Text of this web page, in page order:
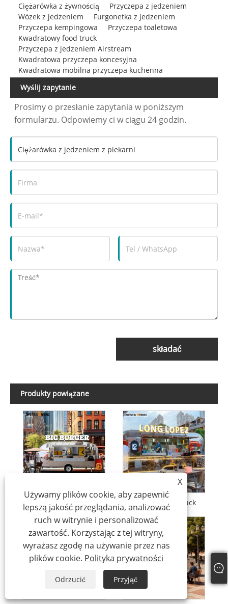
Ciężarówka z żywnością
Przyczepa z jedzeniem
Wózek z jedzeniem
Furgonetka z jedzeniem
Przyczepa kempingowa
Przyczepa toaletowa
Kwadratowy food truck
Przyczepa z jedzeniem Airstream
Kwadratowa przyczepa koncesyjna
Kwadratowa mobilna przyczepa kuchenna
Wyślij zapytanie
Prosimy o przesłanie zapytania w poniższym
formularzu. Odpowiemy ci w ciągu 24 godzin.
składać
Produkty powiązane
Mobilne food trucki Mobilny food truck
X
Używamy plików cookie, aby zapewnić
lepszą jakość przeglądania, analizować
ruch w witrynie i personalizować
zawartość. Korzystając z tej witryny,
wyrażasz zgodę na używanie przez nas
plików cookie. Polityka prywatności
Odrzucić Przyjąć